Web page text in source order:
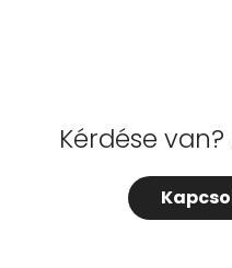
Kérdése